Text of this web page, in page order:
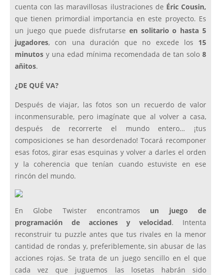
cuenta con las maravillosas ilustraciones de Éric Cousin,
que tienen primordial importancia en este proyecto. Es
un juego que puede disfrutarse en solitario o hasta 5
jugadores, con una duración que no excede los 15
minutos y una edad mínima recomendada de tan solo 8
añitos.
¿DE QUÉ VA?
Después de viajar, las fotos son un recuerdo de valor
inconmensurable, pero imagínate que al volver a casa,
después de recorrerte el mundo entero… ¡tus
composiciones se han desordenado! Tocará recomponer
esas fotos, girar esas esquinas y volver a darles el orden
y la coherencia que tenían cuando estuviste en ese
rincón del mundo.
En Globe Twister encontramos un juego de
programación de acciones y velocidad. Intenta
reconstruir tu puzzle antes que tus rivales en la menor
cantidad de rondas y, preferiblemente, sin abusar de las
acciones rojas. Se trata de un juego sencillo en el que
cada vez que juguemos las losetas habrán sido